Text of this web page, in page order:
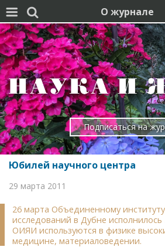
  О журнале
Подписаться на
Юбилей научного центра
29 марта 2011
26 марта Объединенному
исследований в Дубне исполнилось
ОИЯИ используются в физике
медицине, материаловедении.